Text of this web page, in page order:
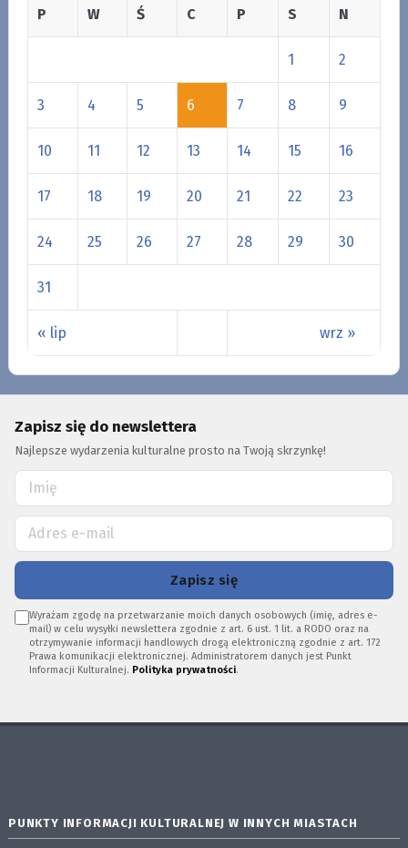
P W Ś C P S N
« lip wrz »
1 2
3 4 5 6 7 8 9
10 11 12 13 14 15 16
17 18 19 20 21 22 23
24 25 26 27 28 29 30
31
Zapisz się do newslettera
Najlepsze wydarzenia kulturalne prosto na Twoją skrzynkę!
Zapisz się
Wyrażam zgodę na przetwarzanie moich danych osobowych (imię, adres e-
mail) w celu wysyłki newslettera zgodnie z art. 6 ust. 1 lit. a RODO oraz na
otrzymywanie informacji handlowych drogą elektroniczną zgodnie z art. 172
Prawa komunikacji elektronicznej. Administratorem danych jest Punkt
Informacji Kulturalnej. Polityka prywatności.
PUNKTY INFORMACJI KULTURALNEJ W INNYCH MIASTACH